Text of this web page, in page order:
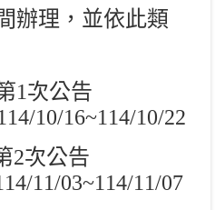
辦理，並依此類
1次公告
10/16~114/10/22
2次公告
11/03~114/11/07